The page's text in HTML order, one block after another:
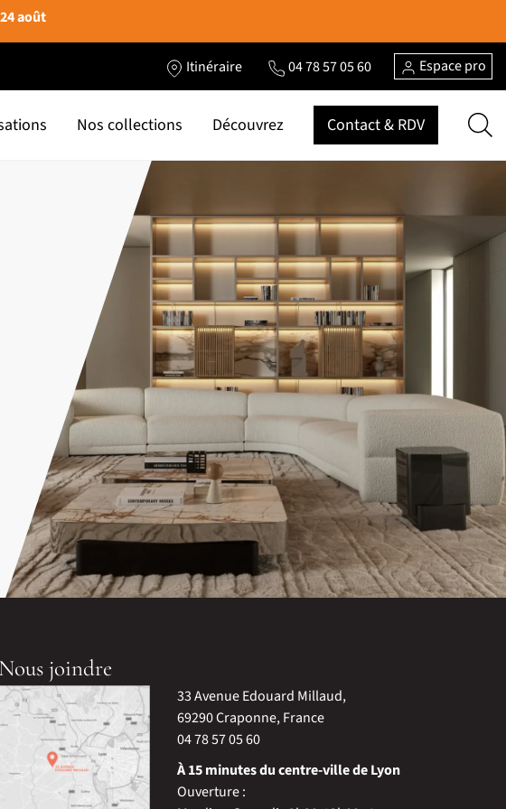
août
Itinéraire 04 78 57 05 60 Espace pro
Nos collections Découvrez Contact & RDV
Nous joindre
33 Avenue Edouard Millaud,
69290 Craponne, France
04 78 57 05 60
À 15 minutes du centre-ville de Lyon
Ouverture :